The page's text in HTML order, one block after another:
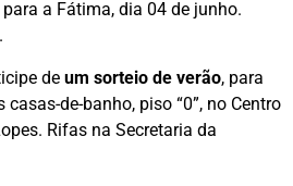
a Fátima, dia 04 de junho.
de um sorteio de verão, para
de-banho, piso “0”, no Centro
Rifas na Secretaria da